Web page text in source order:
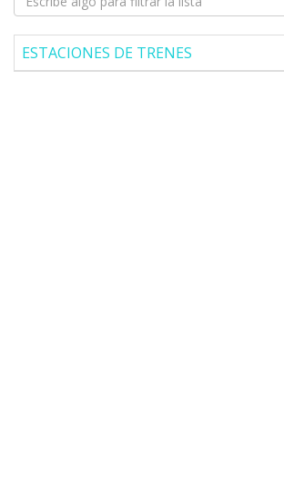
ESTACIONES DE TRENES